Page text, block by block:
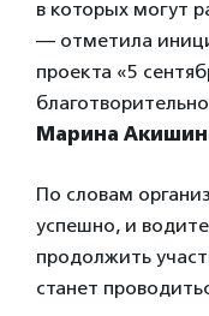
в которых могут
— отметила
проекта «5
Марина
По словам
успешно, и
продолжить
станет